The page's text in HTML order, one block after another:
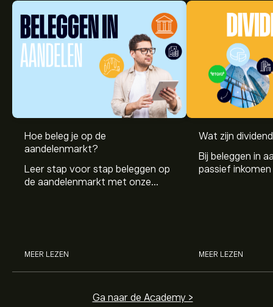
Hoe beleg je op de
aandelenmarkt?
Leer stap voor stap beleggen op
de aandelenmarkt met onze
MEER LEZEN
Wat zijn
Bij beleggen in
passief
MEER LEZEN
Ga naar de Academy >